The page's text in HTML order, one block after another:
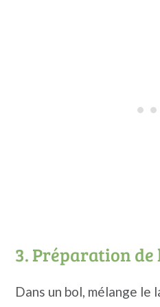
3. Préparation de
Dans un bol, mélange le